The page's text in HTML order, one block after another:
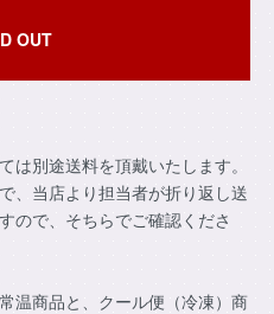
OUT
は別途送料を頂戴いたします。
、当店より担当者が折り返し送
ので、そちらでご確認くださ
温商品と、クール便（冷凍）商